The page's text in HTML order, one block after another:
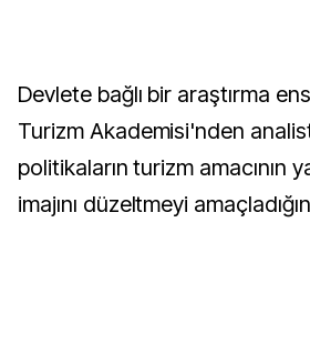
Devlete bağlı bir araştırma
Turizm Akademisi'nden
politikaların turizm amacının
imajını düzeltmeyi